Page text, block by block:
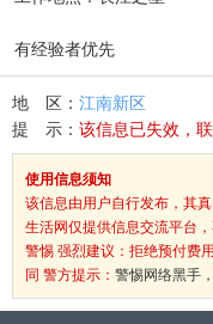
有经验者优先
地 区： 江南新区
提 示： 该信息已失效，
使用信息须知
该信息由用户自行发布，其
生活网仅提供信息交流平台
警惕 强烈建议：拒绝预付费
同 警方提示： 警惕网络黑手